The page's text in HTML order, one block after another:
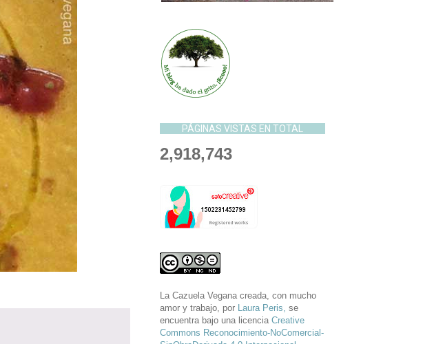
PÁGINAS VISTAS EN TOTAL
2,918,743
La Cazuela Veganacreada, con mucho
amor y trabajo, por Laura Peris, se
encuentra bajo una licencia Creative
Commons Reconocimiento-NoComercial-